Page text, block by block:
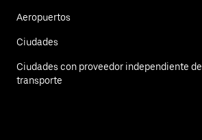
Aeropuertos
Ciudades
Ciudades con proveedor independiente de
transporte